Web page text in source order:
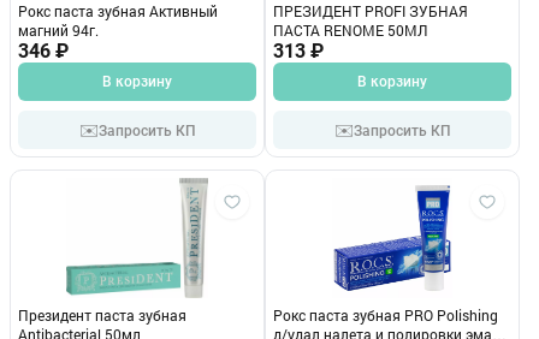
Рокс паста зубная Активный
магний 94г.
346 ₽
В корзину
✉️Запросить КП
ПРЕЗИДЕНТ PROFI ЗУБНАЯ
ПАСТА RENOME 50МЛ
313 ₽
В корзину
✉️Запросить КП
Президент паста зубная
Antibacterial 50мл
Рокс паста зубная PRO Polishing
д/удал налета и полировки эмали